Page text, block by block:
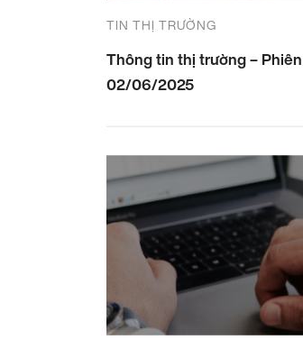
TIN THỊ TRƯỜNG
Thông tin thị trường – Phiên
02/06/2025